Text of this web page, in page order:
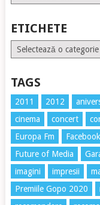
ETICHETE
Etichete
TAGS
2011 2012
cinema
concert
Europa Fm
Facebook
Future of Media
imagini
impresii
Premiile Gopo 2020